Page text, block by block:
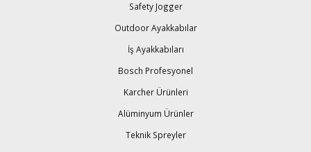
Safety Jogger
Outdoor Ayakkabılar
İş Ayakkabıları
Bosch Profesyonel
Karcher Ürünleri
Alüminyum Ürünler
Teknik Spreyler